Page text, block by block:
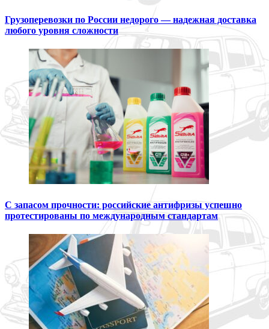
Грузоперевозки по России недорого — надежная доставка
любого уровня сложности
С запасом прочности: российские антифризы успешно
протестированы по международным стандартам